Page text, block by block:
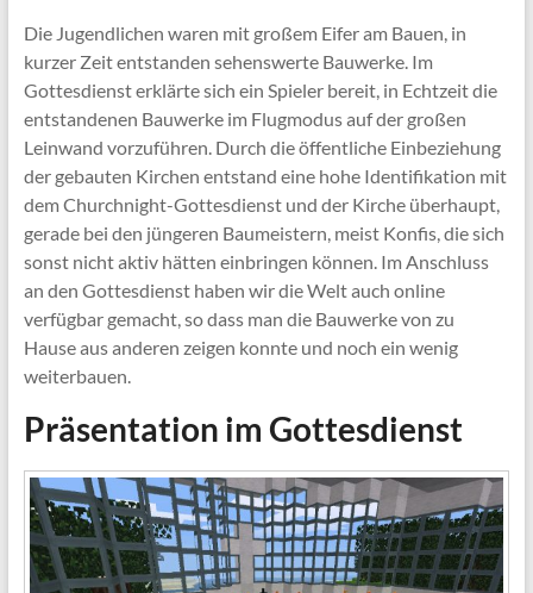
Die Jugendlichen waren mit großem Eifer am Bauen, in
kurzer Zeit entstanden sehenswerte Bauwerke. Im
Gottesdienst erklärte sich ein Spieler bereit, in Echtzeit die
entstandenen Bauwerke im Flugmodus auf der großen
Leinwand vorzuführen. Durch die öffentliche Einbeziehung
der gebauten Kirchen entstand eine hohe Identifikation mit
dem Churchnight-Gottesdienst und der Kirche überhaupt,
gerade bei den jüngeren Baumeistern, meist Konfis, die sich
sonst nicht aktiv hätten einbringen können. Im Anschluss
an den Gottesdienst haben wir die Welt auch online
verfügbar gemacht, so dass man die Bauwerke von zu
Hause aus anderen zeigen konnte und noch ein wenig
weiterbauen.
Präsentation im Gottesdienst